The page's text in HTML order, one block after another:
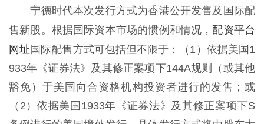
宁德时代本次发行方式为香港公开发售及国际配
售新股。根据国际资本市场的惯例和情况，配资平台
网址国际配售方式可包括但不限于：（1）依据美国1
933年《证券法》及其修正案项下144A规则（或其他
豁免）于美国向合资格机构投资者进行的发售；或
（2）依据美国1933年《证券法》及其修正案项下S